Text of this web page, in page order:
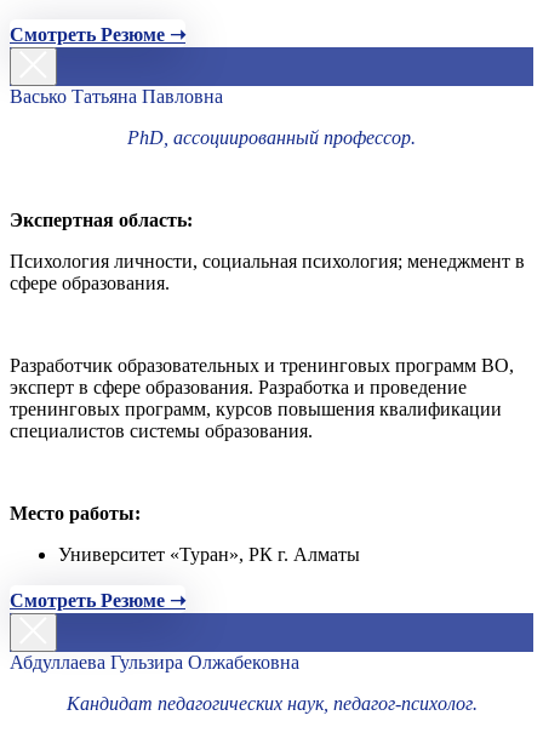
Смотреть Резюме ➝
Васько Татьяна Павловна
PhD, ассоциированный профессор.
Экспертная область:
Психология личности, социальная психология; менеджмент в
сфере образования.
Разработчик образовательных и тренинговых программ ВО,
эксперт в сфере образования. Разработка и проведение
тренинговых программ, курсов повышения квалификации
специалистов системы образования.
Место работы:
Университет «Туран», РК г. Алматы
Смотреть Резюме ➝
Абдуллаева Гульзира Олжабековна
Кандидат педагогических наук, педагог-психолог.